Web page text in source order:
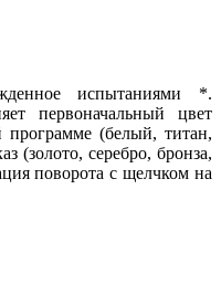
испытаниями *.
первоначальный цвет
программе (белый, титан,
(золото, серебро, бронза,
поворота с щелчком на